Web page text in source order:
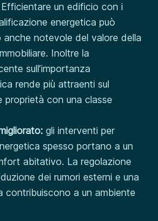
un edificio con i
energetica può
anche notevole del valore della
Inoltre la
sull’importanza
rende più attraenti sul
proprietà con una classe
gli interventi per
spesso portano a un
abitativo. La regolazione
dei rumori esterni e una
contribuiscono a un ambiente